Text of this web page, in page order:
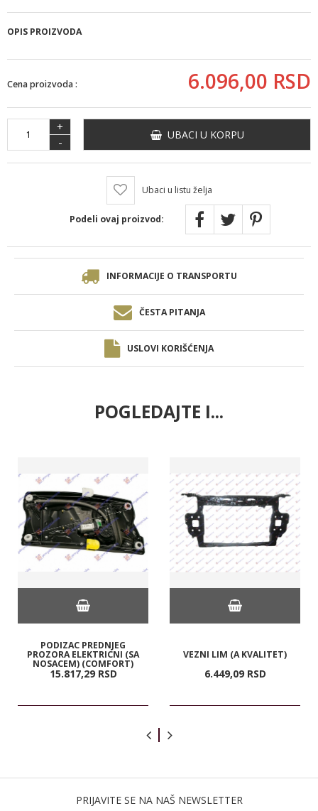
OPIS PROIZVODA
Cena proizvoda : 6.096,00 RSD
+
-
UBACI U KORPU
Ubaci u listu želja
Podeli ovaj proizvod:
INFORMACIJE O TRANSPORTU
ČESTA PITANJA
USLOVI KORIŠĆENJA
POGLEDAJTE I...
PODIZAC PREDNJEG
PROZORA ELEKTRICNI (SA
NOSACEM) (COMFORT)
15.817,29 RSD
VEZNI LIM (A KVALITET)
6.449,09 RSD
PRIJAVITE SE NA NAŠ NEWSLETTER